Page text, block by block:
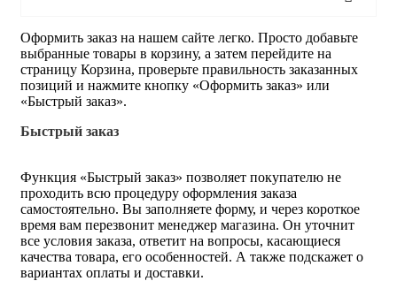
Оформить заказ на нашем сайте легко. Просто добавьте
выбранные товары в корзину, а затем перейдите на
страницу Корзина, проверьте правильность заказанных
позиций и нажмите кнопку «Оформить заказ» или
«Быстрый заказ».
Быстрый заказ
Функция «Быстрый заказ» позволяет покупателю не
проходить всю процедуру оформления заказа
самостоятельно. Вы заполняете форму, и через короткое
время вам перезвонит менеджер магазина. Он уточнит
все условия заказа, ответит на вопросы, касающиеся
качества товара, его особенностей. А также подскажет о
вариантах оплаты и доставки.